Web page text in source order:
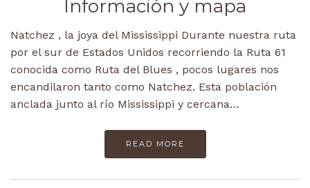
Información y mapa
Natchez , la joya del Mississippi Durante nuestra ruta
por el sur de Estados Unidos recorriendo la Ruta 61
conocida como Ruta del Blues , pocos lugares nos
encandilaron tanto como Natchez. Esta población
anclada junto al río Mississippi y cercana…
READ MORE